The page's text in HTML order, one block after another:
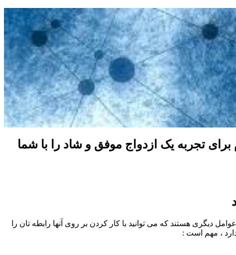
برای تجربه یک ازدواج موفق و شاد را با شما
دیگری هستند که می توانید با کار کردن بر روی آنها رابطه تان را
، مهم است :